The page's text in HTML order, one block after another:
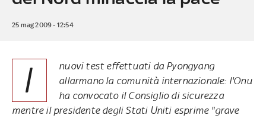
25 mag 2009 - 12:54
I
nuovi test effettuati da Pyongyang
allarmano la comunità internazionale: l'Onu
ha convocato il Consiglio di sicurezza
mentre il presidente degli Stati Uniti esprime "grave